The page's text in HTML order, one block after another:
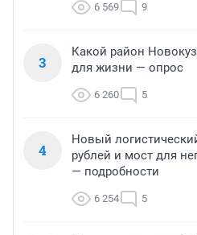
6 569 9
3
Какой район
для жизни — опрос
6 260 5
4
Новый
рублей и мост для
— подробности
6 254 5